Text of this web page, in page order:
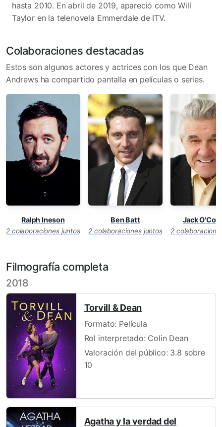
hasta 2010. En abril de 2019, apareció como Will
Taylor en la telenovela Emmerdale de ITV.​
Colaboraciones destacadas
Estos son algunos actores y actrices con los que Dean
Andrews ha compartido pantalla en películas o series.
Ralph Ineson
2 colaboraciones juntos
Ben Batt
2 colaboraciones juntos
Jack
2
Filmografía completa
2018
Torvill & Dean
Formato: Película
Rol interpretado: Colin Dean
Valoración del público: 3.8 sobre
10
Agatha y la verdad del